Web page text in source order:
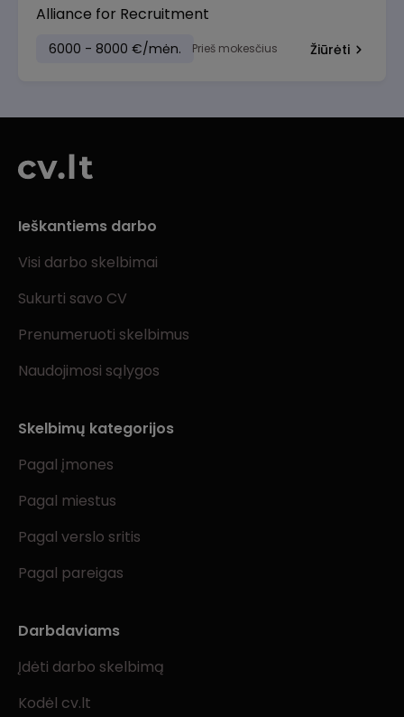
Alliance for Recruitment
6000 - 8000 €/mėn. Prieš mokesčius Žiūrėti
Ieškantiems darbo
Visi darbo skelbimai
Sukurti savo CV
Prenumeruoti skelbimus
Naudojimosi sąlygos
Skelbimų kategorijos
Pagal įmones
Pagal miestus
Pagal verslo sritis
Pagal pareigas
Darbdaviams
Įdėti darbo skelbimą
Kodėl cv.lt